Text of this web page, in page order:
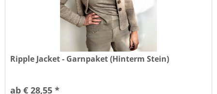
Ripple Jacket - Garnpaket (Hinterm Stein)
ab € 28,55 *